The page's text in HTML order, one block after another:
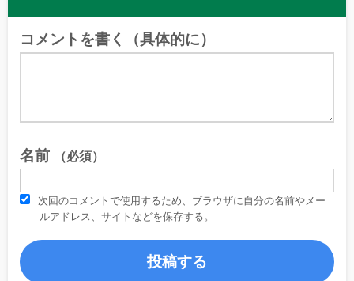
コメントを書く（具体的に）
名前 （必須）
次回のコメントで使用するため、ブラウザに自分の名前やメー
ルアドレス、サイトなどを保存する。